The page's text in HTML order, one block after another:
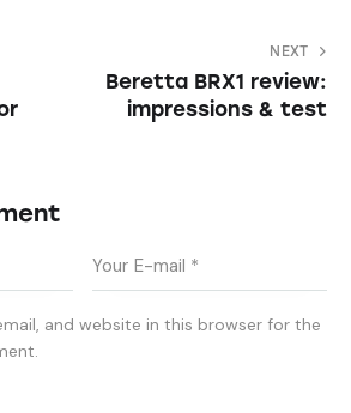
NEXT
Beretta BRX1 review:
impressions & test
and website in this browser for the